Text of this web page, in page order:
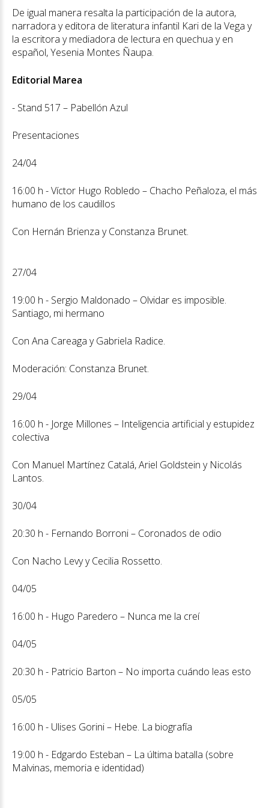
De igual manera resalta la participación de la autora,
narradora y editora de literatura infantil Kari de la Vega y
la escritora y mediadora de lectura en quechua y en
español, Yesenia Montes Ñaupa.
Editorial Marea
- Stand 517 – Pabellón Azul
Presentaciones
24/04
16:00 h - Víctor Hugo Robledo – Chacho Peñaloza, el más
humano de los caudillos
Con Hernán Brienza y Constanza Brunet.
27/04
19:00 h - Sergio Maldonado – Olvidar es imposible.
Santiago, mi hermano
Con Ana Careaga y Gabriela Radice.
Moderación: Constanza Brunet.
29/04
16:00 h - Jorge Millones – Inteligencia artificial y estupidez
colectiva
Con Manuel Martínez Catalá, Ariel Goldstein y Nicolás
Lantos.
30/04
20:30 h - Fernando Borroni – Coronados de odio
Con Nacho Levy y Cecilia Rossetto.
04/05
16:00 h - Hugo Paredero – Nunca me la creí
04/05
20:30 h - Patricio Barton – No importa cuándo leas esto
05/05
16:00 h - Ulises Gorini – Hebe. La biografía
19:00 h - Edgardo Esteban – La última batalla (sobre
Malvinas, memoria e identidad)